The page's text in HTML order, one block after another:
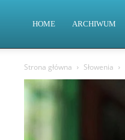
HOME ARCHIWUM
Strona główna Słowenia